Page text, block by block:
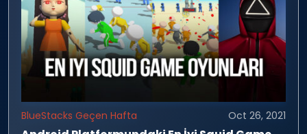
BlueStacks Geçen Hafta Oct 26, 2021